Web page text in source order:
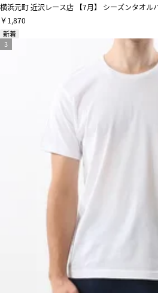
横浜元町 近沢レース店 【7月】 シーズンタオル
￥1,870
新着